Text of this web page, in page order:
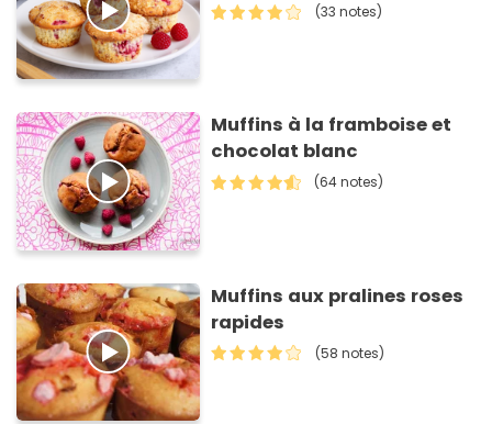
(33 notes)
Muffins à la framboise et
chocolat blanc
(64 notes)
Muffins aux pralines roses
rapides
(58 notes)